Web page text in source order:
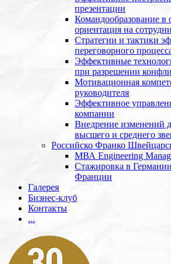
презентации
Командообразование в
ориентация на
Стратегии и тактики
переговорного
Эффективные
при разрешении
Мотивационная
руководителя
Эффективное
компании
Внедрение изменений
высшего и среднего
Российско Франко
МВА Engineering
Стажировка в
Франции
Галерея
Бизнес-клуб
Контакты
...